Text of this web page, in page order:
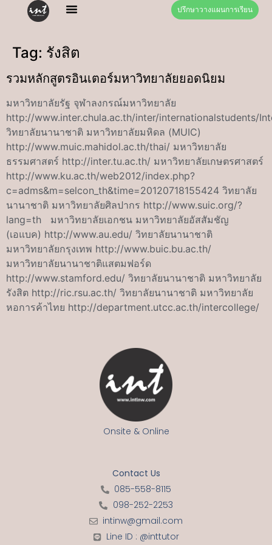
ปรึกษาวางแผนการเรียน
Tag: รังสิต
รวมหลักสูตรอินเตอร์มหาวิทยาลัยยอดนิยม
มหาวิทยาลัยรัฐ จุฬาลงกรณ์มหาวิทยาลัย
http://www.inter.chula.ac.th/inter/internationalstudents/
วิทยาลัยนานาชาติ มหาวิทยาลัยมหิดล (MUIC)
http://www.muic.mahidol.ac.th/thai/ มหาวิทยาลัย
ธรรมศาสตร์ http://inter.tu.ac.th/ มหาวิทยาลัยเกษตรศาสตร์
http://www.ku.ac.th/web2012/index.php?
c=adms&m=selcon_th&time=20120718155424 วิทยาลัย
นานาชาติ มหาวิทยาลัยศิลปากร http://www.suic.org/?
lang=th มหาวิทยาลัยเอกชน มหาวิทยาลัยอัสสัมชัญ
(เอแบค) http://www.au.edu/ วิทยาลัยนานาชาติ
มหาวิทยาลัยกรุงเทพ http://www.buic.bu.ac.th/
มหาวิทยาลัยนานาชาติแสตมฟอร์ด
http://www.stamford.edu/ วิทยาลัยนานาชาติ มหาวิทยาลัย
รังสิต http://ric.rsu.ac.th/ วิทยาลัยนานาชาติ มหาวิทยาลัย
หอการค้าไทย http://department.utcc.ac.th/intercollege/
Onsite & Online
Contact Us
085-558-8115
098-252-2253
intinw@gmail.com
Line ID : @inttutor